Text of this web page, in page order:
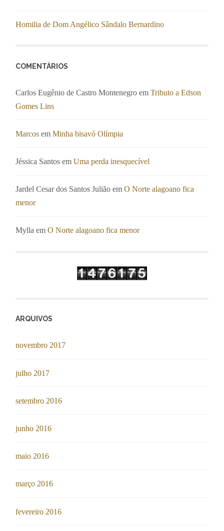
Homilia de Dom Angélico Sândalo Bernardino
COMENTÁRIOS
Carlos Eugênio de Castro Montenegro emTributo a Edson
Gomes Lins
Marcos emMinha bisavó Olímpia
Jéssica Santos emUma perda inesquecível
Jardel Cesar dos Santos Julião emO Norte alagoano fica
menor
Mylla emO Norte alagoano fica menor
ARQUIVOS
novembro 2017
julho 2017
setembro 2016
junho 2016
maio 2016
março 2016
fevereiro 2016